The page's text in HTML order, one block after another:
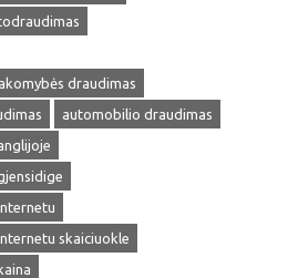
draudimas
automobilio draudimas
skaiciuokle